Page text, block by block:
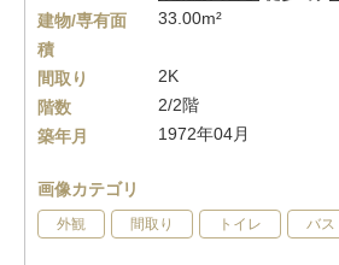
建物/専有面
積
33.00m²
間取り
2K
階数
2/2階
築年月
1972年04月
画像カテゴリ
外観 間取り トイレ バス